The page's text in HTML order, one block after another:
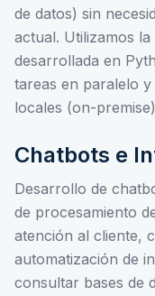
de datos) sin
actual. Utilizamos
desarrollada en
tareas en paralelo
locales (on-
Chatbots e
Desarrollo de
de procesamiento
atención al cliente,
automatización de
consultar bases de